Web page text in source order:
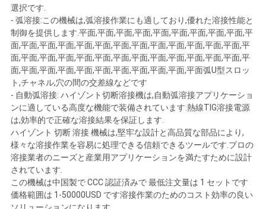
バ
シ
ー
規
約
選択です.
- 弧溶接:この機械は,弧溶接作業にも適しており,優れた溶接性能と
制御を提供します.平面,平面,平面,平面,平面,平面,平面,平面,平面,平
面,平面,平面,平面,平面,平面,平面,平面,平面,平面,平面,平面,平面,平
面,平面,平面,平面,平面,平面,平面,平面,平面,平面,平面,平面,平面,平
面,平面,平面,平面,平面,平面,平面,平面,平面,平面,平面弧U型スロッ
ト,チャネル,穴の間の交差線などです
- 自動弧溶接: ハイゾント切断溶接機は,自動弧溶接アプリケーショ
ンに適している高度な機能で装備されています.熱線TIG溶接電源
は,効率的で正確な溶接結果を保証します.
ハイゾント 切断 溶接 機械は,堅牢な設計と高品質な部品により,
様々な溶接作業を容易に処理できる信頼できるツールです.プロの
溶接業者のニーズと産業用アプリケーションを満たすために設計
されています.
この機械は中国製で CCC 認証済みで 最低注文量は 1 セットです
価格範囲は 1-50000USD です溶接作業のためのコスト効率の良い